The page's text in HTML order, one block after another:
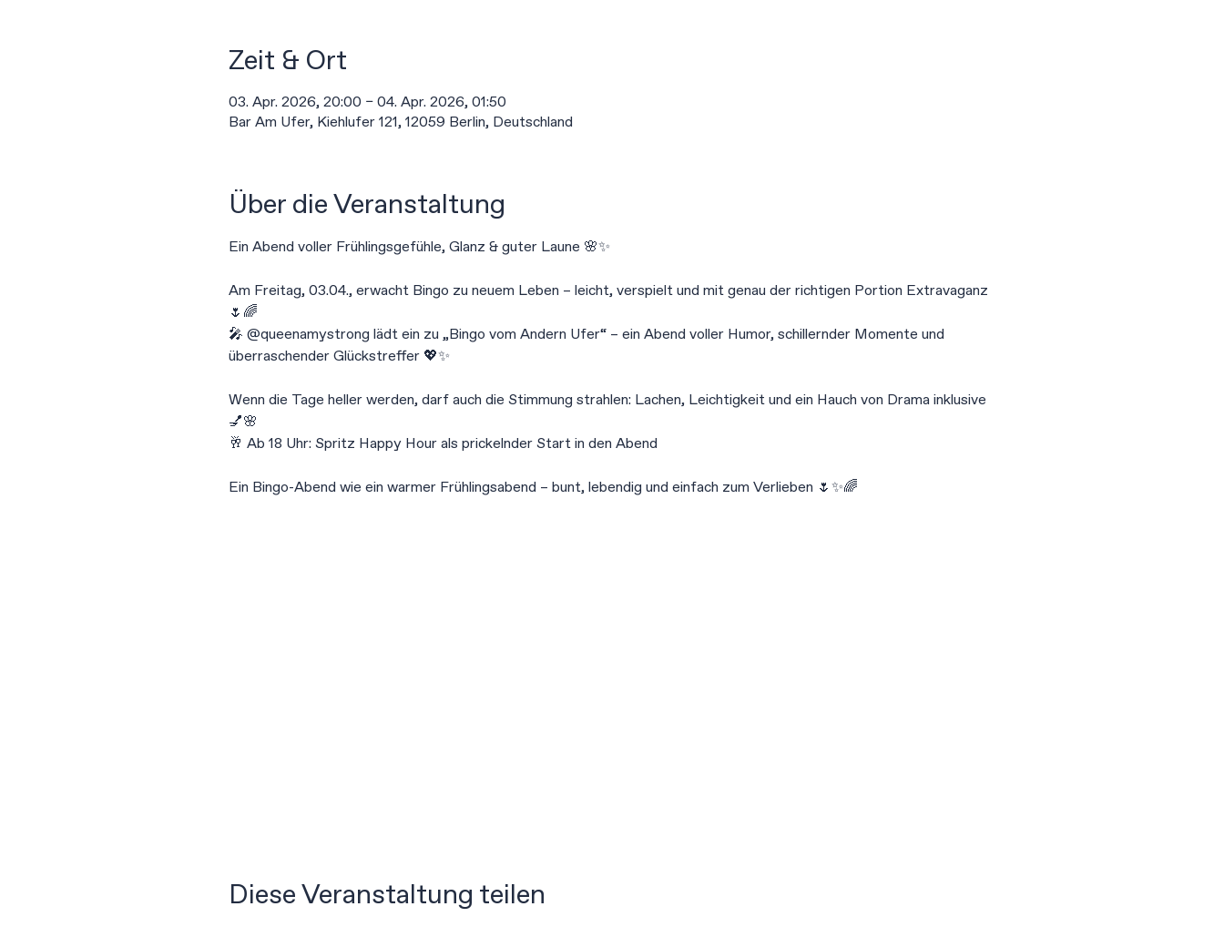
Zeit & Ort
03. Apr. 2026, 20:00 – 04. Apr. 2026, 01:50
Bar Am Ufer, Kiehlufer 121, 12059 Berlin, Deutschland
Über die Veranstaltung
Ein Abend voller Frühlingsgefühle, Glanz & guter Laune 🌸✨
Am Freitag, 03.04., erwacht Bingo zu neuem Leben – leicht, verspielt und mit genau der richtigen Portion Extravaganz
🌷🌈
🎤 @queenamystrong lädt ein zu „Bingo vom Andern Ufer“ – ein Abend voller Humor, schillernder Momente und
überraschender Glückstreffer 💖✨
Wenn die Tage heller werden, darf auch die Stimmung strahlen: Lachen, Leichtigkeit und ein Hauch von Drama inklusive
💅🌸
🥂 Ab 18 Uhr: Spritz Happy Hour als prickelnder Start in den Abend
Ein Bingo-Abend wie ein warmer Frühlingsabend – bunt, lebendig und einfach zum Verlieben 🌷✨🌈
Diese Veranstaltung teilen